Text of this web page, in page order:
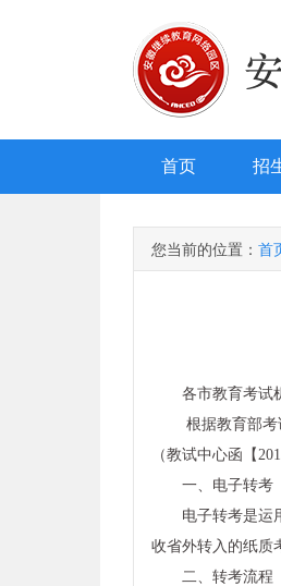
首页 招
您当前的位置： 首
各市教育考试
根据教育部考
（教试中心函【
一、电子转考
电子转考是运
收省外转入的纸质
二、转考流程